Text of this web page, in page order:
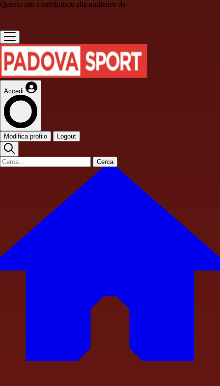
Questo sito contribuisce alla audience de
Accedi
Modifica profilo Logout
Cerca